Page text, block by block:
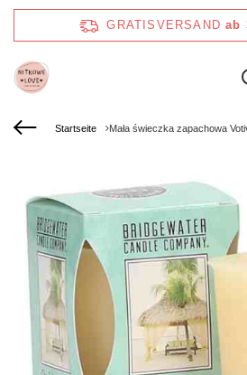
GRATISVERSAND ab
Startseite Mała świeczka zapachowa